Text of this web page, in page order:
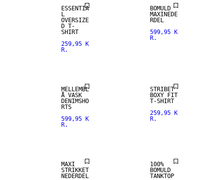
ESSENTIA
L
OVERSIZE
D T-
SHIRT
259,95 K
R.
BOMULD
MAXINEDE
RDEL
599,95 K
R.
MELLEMBL
Å VASK
DENIMSHO
RTS
599,95 K
R.
STRIBET
BOXY FIT
T-SHIRT
259,95 K
R.
MAXI
STRIKKET
NEDERDEL
100%
BOMULD
TANKTOP